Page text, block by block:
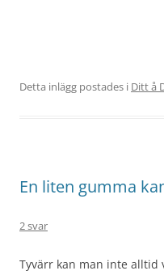
Detta inlägg postades i Ditt å
En liten gumma
2 svar
Tyvärr kan man inte alltid